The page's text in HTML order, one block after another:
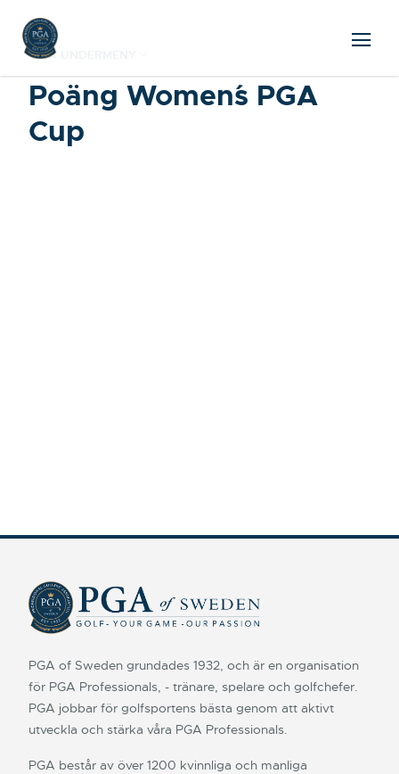
VISA UNDERMENY
Poäng Women´s PGA
Cup
PGA of Sweden grundades 1932, och är en organisation
för PGA Professionals, - tränare, spelare och golfchefer.
PGA jobbar för golfsportens bästa genom att aktivt
utveckla och stärka våra PGA Professionals.
PGA består av över 1200 kvinnliga och manliga